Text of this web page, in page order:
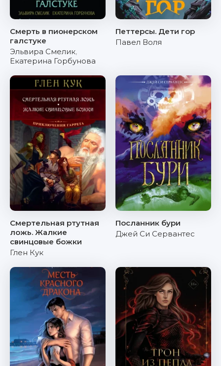
Смерть в пионерском
галстуке
Эльвира Смелик,
Екатерина Горбунова
Петтерсы. Дети гор
Павел Воля
Смертельная ртутная
ложь. Жалкие
свинцовые божки
Глен Кук
Посланник бури
Джей Си Сервантес